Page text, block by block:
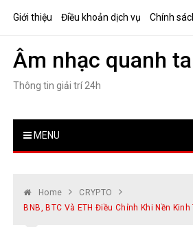
Giới thiệu Điều khoản dịch vụ Chính
Âm nhạc quanh ta
Thông tin giải trí 24h
MENU
Home
CRYPTO
BNB, BTC Và ETH Điều Chỉnh Khi Nền